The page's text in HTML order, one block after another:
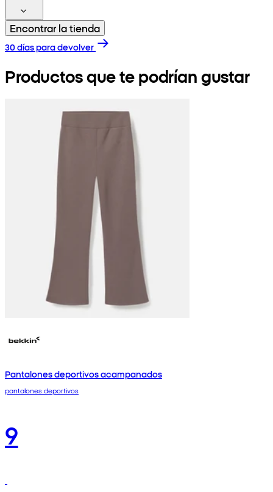
Encontrar la tienda
30 días para devolver
Productos que te podrían gustar
Pantalones deportivos acampanados
pantalones deportivos
9